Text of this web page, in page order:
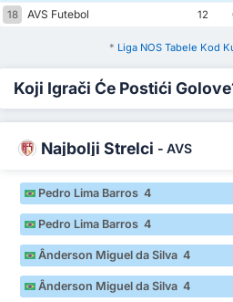
18
AVS Futebol 12
* Liga NOS Tabele Kod
Koji Igrači Će Postići
Najbolji Strelci - AVS
Pedro Lima Barros 4
Pedro Lima Barros 4
Ânderson Miguel da Silva 4
Ânderson Miguel da Silva 4